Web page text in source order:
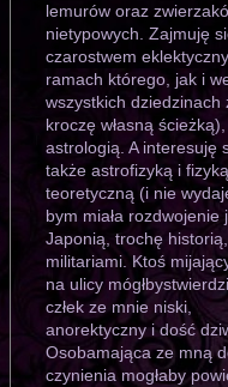
lemurów oraz
nietypowych. Zajmuję
czarostwem
ramach którego, jak i
wszystkich dziedzinach
kroczę własną ścieżką),
astrologią. A interesuję
także astrofizyką i fizyką
teoretyczną (i nie
bym miała rozdwojenie
Japonią, trochę historią,
militariami. Ktoś
na ulicy
człek ze mnie niski,
anorektyczny i dość
Osobamająca ze mną
czynienia mogłaby